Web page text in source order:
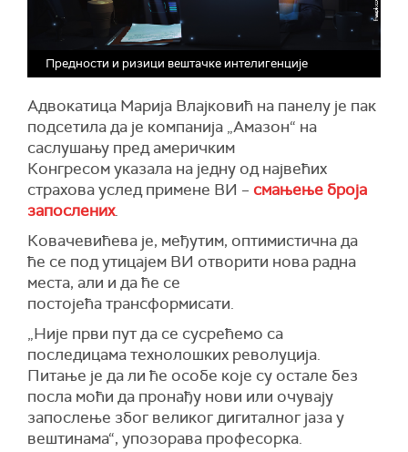
Предности и ризици вештачке интелигенције
Адвокатица Марија Влајковић на панелу је пак
подсетила да је компанија „Амазон“ на
саслушању пред америчким
Конгресом указала на једну од највећих
страхова услед примене ВИ – смањење броја
запослених.
Ковачевићева је, међутим, оптимистична да
ће се под утицајем ВИ отворити нова радна
места, али и да ће се
постојећа трансформисати.
„Није први пут да се сусрећемо са
последицама технолошких револуција.
Питање је да ли ће особе које су остале без
посла моћи да пронађу нови или очувају
запослење због великог дигиталног јаза у
вештинама“, упозорава професорка.